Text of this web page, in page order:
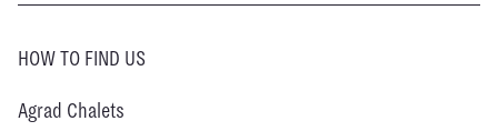
HOW TO FIND US
Agrad Chalets